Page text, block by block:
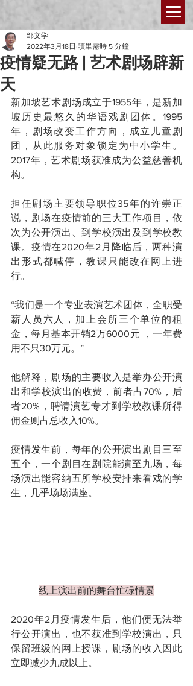
疫情疑无路 | 艺术剧场辟新
天
邹文学
2022年3月18日 讀畢需時 5 分鐘
新加坡艺术剧场成立于1955年，是新加
坡历史最悠久的华语戏剧团体。1995
年，剧场改变工作方向，成立儿童剧
团，从此服务对象锁定为中小学生。
2017年，艺术剧场获准成为公益慈善机
构。
担任剧场主要领导职位35年的许崇正
说，剧场在疫情前的三大工作项目，依
次为公开演出、到学校演出及到学校教
课。疫情在2020年2月降临后，两种演
出形式都喊停，教课只能改在网上进
行。
“我们是一个专业表演艺术团体，全职受
薪人员六人，加上会所三个单位的租
金，每月基本开销2万6000元 ，一年费
用不只30万元。”
他解释，剧场的主要收入是举办公开演
出和学校演出的收费，前者占70%，后
者20%，聘请演艺专才到学校教课所得
佣金则占总收入10%。
疫情发生前，每年的公开演出剧目三至
五个，一个剧目在剧院能演至九场，每
场演出能容纳五所学校安排来看戏的学
生，几乎场场满座。
线上演出前的舞台忙碌情景
2020年2月疫情发生后，他们便无法举
行公开演出，也不获准到学校演出，只
保留班级的网上授课，剧场的收入因此
立即减少九成以上。